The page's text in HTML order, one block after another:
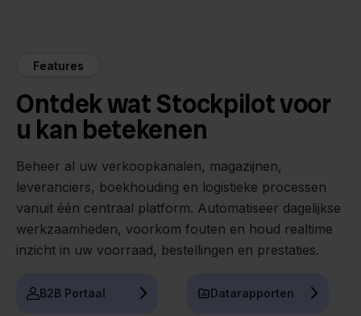
Features
Ontdek wat Stockpilot voor
u kan betekenen
Beheer al uw verkoopkanalen, magazijnen,
leveranciers, boekhouding en logistieke processen
vanuit één centraal platform. Automatiseer dagelijkse
werkzaamheden, voorkom fouten en houd realtime
inzicht in uw voorraad, bestellingen en prestaties.
B2B Portaal Datarapporten